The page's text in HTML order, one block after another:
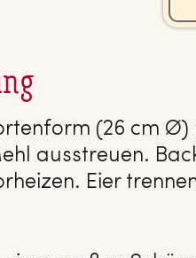
(26 cm
ausstreuen.
Eier